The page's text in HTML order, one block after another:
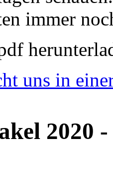
immer
uns in
2020